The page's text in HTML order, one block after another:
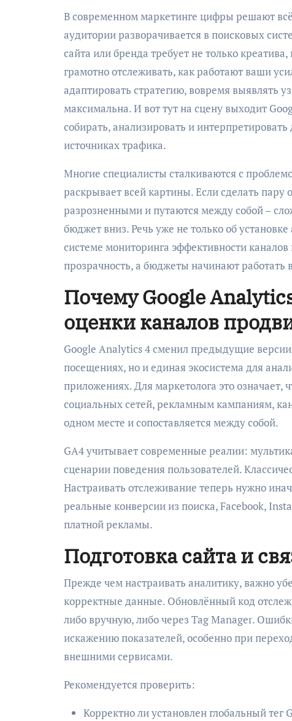
В современном маркетинге цифры решают всё. Особенно там, где борьба за внимание
аудитории разворачивается в поисковых
сайта или бренда требует не только
грамотно отслеживать, как работают ваши
адаптировать стратегию, вовремя выявлять
максимальна. И вот тут на сцену выходит
собирать, анализировать и
источниках трафика.
Многие специалисты сталкиваются с
раскрывает всей картины. Если сделать
разрозненными и путаются между собой –
бюджет вниз. Речь уже не только об
системе мониторинга эффективности
прозрачность, а бюджеты начинают работать
Почему Google
оценки каналов
Google Analytics 4 сменил предыдущие версии
посещениях, но и единая экосистема для
приложениях. Для маркетолога это означает,
социальных сетей, рекламным кампаниям,
одном месте и сопоставляется между собой.
GA4 учитывает современные реалии:
сценарии поведения пользователей.
Настраивать отслеживание теперь нужно
реальные конверсии из поиска, Facebook,
платной рекламы.
Подготовка сайта и
Прежде чем настраивать аналитику, важно
корректные данные. Обновлённый код
либо вручную, либо через Tag Manager.
искажению показателей, особенно при
внешними сервисами.
Рекомендуется проверить:
Корректно ли установлен глобальный тег